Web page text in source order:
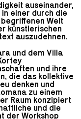
auseinander,
in einer durch die
Welt
künstlerischen
auszudehnen.
und dem Villa
und ihre
die das kollektive
denken und
zu einem
Raum konzipiert
und die
der Workshop